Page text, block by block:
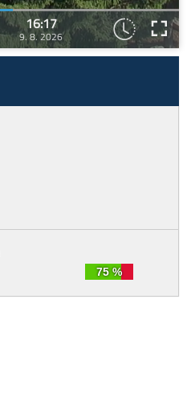
16:17
9. 8. 2026
75 %